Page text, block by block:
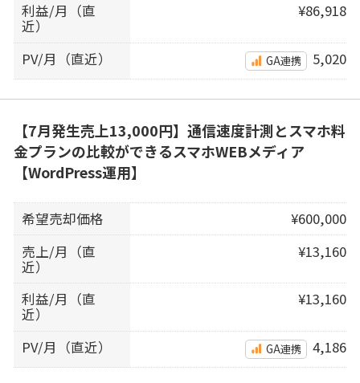
利益/月（直
近）
¥86,918
PV/月（直近） GA連携 5,020
【7月発生売上13,000円】通信速度計測とスマホ料
金プランの比較ができるスマホWEBメディア
【WordPress運用】
希望売却価格
¥600,000
売上/月（直
近）
¥13,160
利益/月（直
近）
¥13,160
PV/月（直近） GA連携 4,186